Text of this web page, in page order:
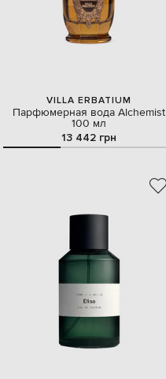
VILLA ERBATIUM
Парфюмерная вода Alchemist
100 мл
13 442 грн